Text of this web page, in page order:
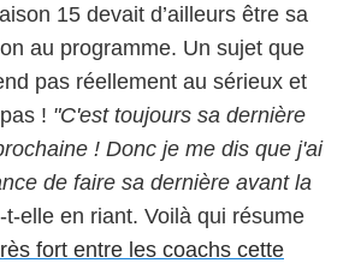
15 devait d’ailleurs être sa
au programme. Un sujet que
pas réellement au sérieux et
! "C'est toujours sa dernière
! Donc je me dis que j'ai
de faire sa dernière avant la
t-elle en riant. Voilà qui résume
fort entre les coachs cette